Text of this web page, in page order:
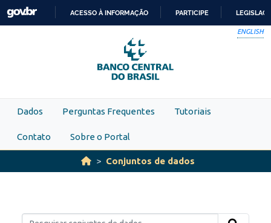
Skip to main content
PARA
O
CONTEÚDO
ACESSO À INFORMAÇÃO PARTICIPE
ENGLISH
Dados Perguntas Frequentes Tutoriais
Contato Sobre o Portal
Conjuntos de dados